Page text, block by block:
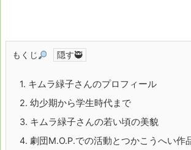
もくじ
1. キムラ緑子さんのプロフィール
2. 幼少期から学生時代まで
3. キムラ緑子さんの若い頃の美貌
4. 劇団M.O.P.での活動とつかこうへい作